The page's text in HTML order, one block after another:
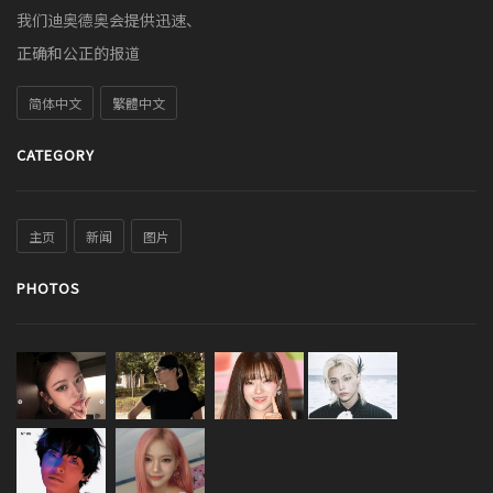
我们迪奥德奥会提供迅速、
正确和公正的报道
简体中文 繁體中文
CATEGORY
主页 新闻 图片
PHOTOS